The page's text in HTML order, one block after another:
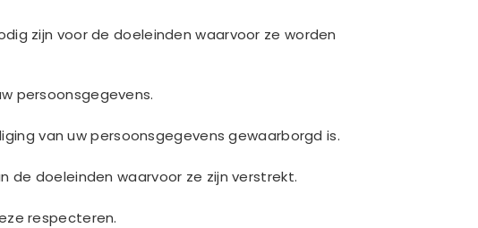
zijn voor de doeleinden waarvoor ze worden
persoonsgegevens.
van uw persoonsgegevens gewaarborgd is.
de doeleinden waarvoor ze zijn verstrekt.
respecteren.